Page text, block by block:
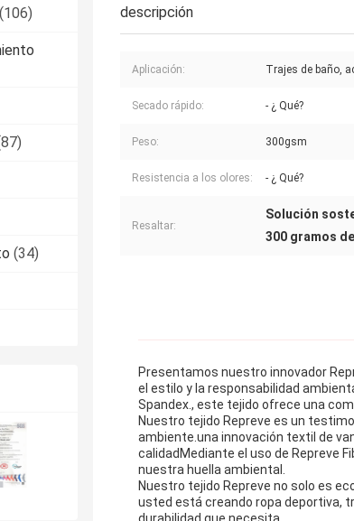
(106)
(34)
descripción
Aplicación: Trajes de baño,
Secado rápido: - ¿ Qué?
Peso: 300gsm
Resistencia a los olores: - ¿ Qué?
Resaltar:
Solución
300 gramos
Presentamos nuestro innovador
el estilo y la responsabilidad
Spandex., este tejido ofrece una
Nuestro tejido Repreve es un
ambiente.una innovación textil de
calidadMediante el uso de Repreve
nuestra huella ambiental.
Nuestro tejido Repreve no solo es
usted está creando ropa deportiva,